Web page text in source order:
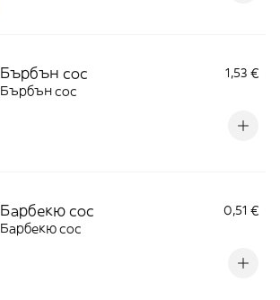
Бърбън сос
1,53 €
Бърбън сос
Барбекю сос
0,51 €
Барбекю сос